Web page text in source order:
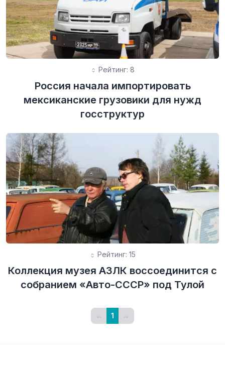
Рейтинг: 8
Россия начала импортировать
мексиканские грузовики для нужд
госструктур
Рейтинг: 15
Коллекция музея АЗЛК воссоединится с
собранием «Авто-СССР» под Тулой
← 1 →